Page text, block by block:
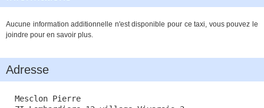
Aucune information additionnelle n'est disponible pour ce taxi, vous pouvez le
joindre pour en savoir plus.
Adresse
Mesclon Pierre